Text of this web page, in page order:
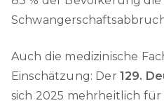
Auch die medizinische
Einschätzung: Der 129.
sich 2025 mehrheitlich